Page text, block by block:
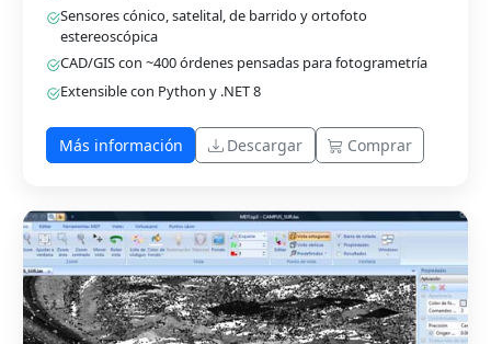
Sensores cónico, satelital, de barrido y ortofoto
estereoscópica
CAD/GIS con ~400 órdenes pensadas para fotogrametría
Extensible con Python y .NET 8
Más información Descargar Comprar